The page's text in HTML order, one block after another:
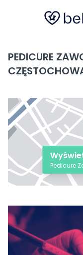
PEDICURE
Pedicure